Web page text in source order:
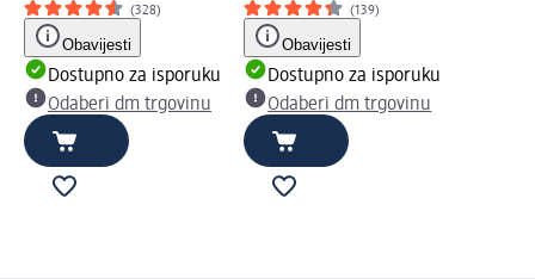
(328)
Obavijesti
Dostupno za isporuku
Odaberi dm trgovinu
(139)
Obavijesti
Dostupno za isporuku
Odaberi dm trgovinu